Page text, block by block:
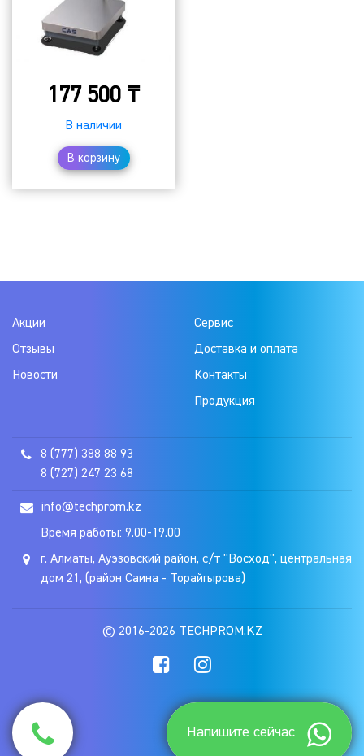
177 500 ₸
В наличии
В корзину
Акции
Отзывы
Новости
Сервис
Доставка и оплата
Контакты
Продукция
8 (777) 388 88 93
8 (727) 247 23 68
info@techprom.kz
Время работы: 9.00-19.00
г. Алматы, Ауэзовский район, с/т "Восход", центральная
дом 21, (район Саина - Торайгырова)
© 2016-2026 TECHPROM.KZ
Напишите сейчас